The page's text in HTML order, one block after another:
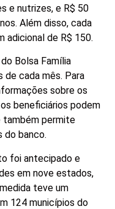
e nutrizes, e R$ 50
Além disso, cada
adicional de R$ 150.
Bolsa Família
de cada mês. Para
sobre os
beneficiários podem
também permite
do banco.
foi antecipado e
em nove estados,
teve um
124 municípios do